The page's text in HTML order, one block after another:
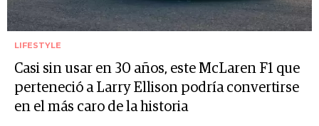
LIFESTYLE
Casi sin usar en 30 años, este McLaren F1 que
perteneció a Larry Ellison podría convertirse
en el más caro de la historia